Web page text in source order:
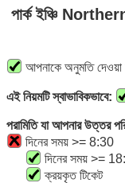
পার্ক ইঞ্চি
আপনাকে অনুমতি দেওয়া
এই নিয়মটি স্বাভাবিকভাবে:
পরামিতি যা আপনার উত্তর
দিনের সময় >= 8:30
দিনের সময় >=
ক্রয়কৃত টিকেট